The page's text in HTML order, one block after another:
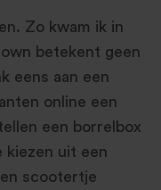
Zo kwam ik in
betekent geen
eens aan een
online een
een borrelbox
kiezen uit een
scootertje